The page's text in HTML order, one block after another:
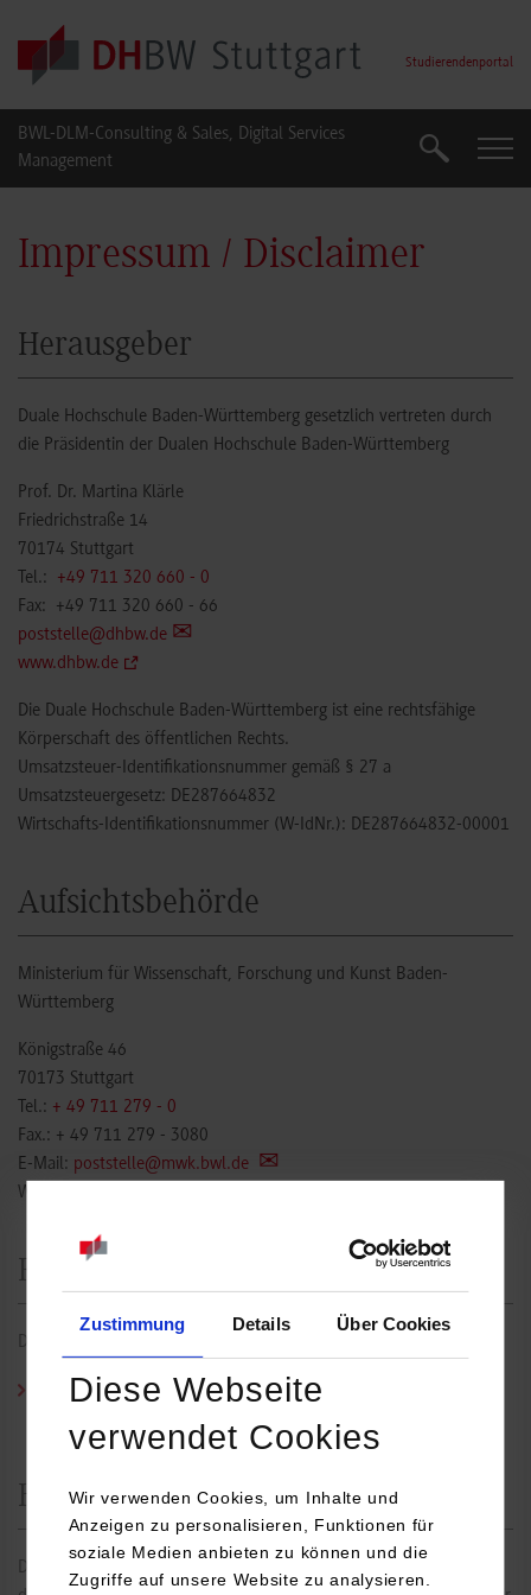
Zustimmung Details Über Cookies
Diese Webseite
verwendet Cookies
Wir verwenden Cookies, um Inhalte und
Anzeigen zu personalisieren, Funktionen für
soziale Medien anbieten zu können und die
Zugriffe auf unsere Website zu analysieren.
Skip to main content
Studierendenportal
BWL-DLM-Consulting & Sales, Digital Services
Management
Suche Suche
Impressum / Disclaimer
Herausgeber
Duale Hochschule Baden-Württemberg gesetzlich vertreten durch
die Präsidentin der Dualen Hochschule Baden-Württemberg
Prof. Dr. Martina Klärle
Friedrichstraße 14
70174 Stuttgart
Tel.: +49 711 320 660 - 0
Fax: +49 711 320 660 - 66
poststelle@dhbw.de
www.dhbw.de
Die Duale Hochschule Baden-Württemberg ist eine rechtsfähige
Körperschaft des öffentlichen Rechts.
Umsatzsteuer-Identifikationsnummer gemäß § 27 a
Umsatzsteuergesetz: DE287664832
Wirtschafts-Identifikationsnummer (W-IdNr.): DE287664832-00001
Aufsichtsbehörde
Ministerium für Wissenschaft, Forschung und Kunst Baden-
Württemberg
Königstraße 46
70173 Stuttgart
Tel.: + 49 711 279 - 0
Fax.: + 49 711 279 - 3080
E-Mail: poststelle@mwk.bwl.de
Website:
Redaktionelle Verantwortlichkeit
Die redaktionelle Verantwortlichkeit für die Inhalte liegt bei:
Prof. Dr. Friedrich Augenstein/ Tel.:0711/1849-4592
Haftungsausschluss
Die Inhalte dieser Seiten wurden mit größter Sorgfalt erstellt. Für